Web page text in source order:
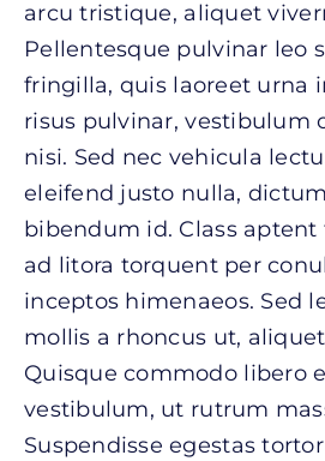
arcu tristique, aliquet
Pellentesque pulvinar leo
fringilla, quis laoreet urna
risus pulvinar, vestibulum
nisi. Sed nec vehicula
eleifend justo nulla,
bibendum id. Class aptent
ad litora torquent per
inceptos himenaeos. Sed
mollis a rhoncus ut,
Quisque commodo libero
vestibulum, ut rutrum
Suspendisse egestas